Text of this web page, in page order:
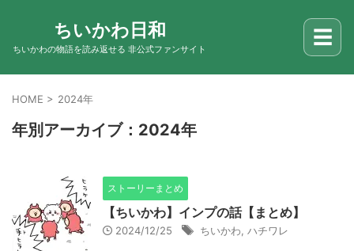
ちいかわ日和
ちいかわの物語を読み返せる 非公式ファンサイト ☰
HOME > 2024年
年別アーカイブ：2024年
ストーリーまとめ
【ちいかわ】インプの話【まとめ】
2024/12/25 ちいかわ ハチワレ